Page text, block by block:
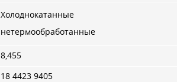
Холоднокатанные
нетермообработанные
8,455
18 4423 9405